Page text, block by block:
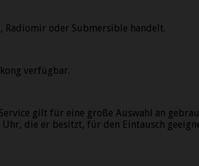
Radiomir oder Submersible handelt.
verfügbar.
gilt für eine große Auswahl an
die er besitzt, für den Eintausch